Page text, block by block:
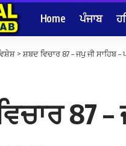
Home ਪੰਜਾਬ
> ਸ਼ਬਦ ਵਿਚਾਰ 87 – ਜਪੁ ਜੀ ਸਾਹਿਬ –
87 –